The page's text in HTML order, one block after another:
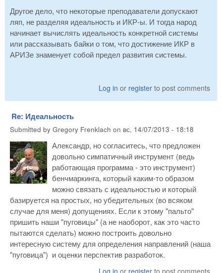
Другое дело, что некоторые преподаватели допускают
ляп, не разделяя идеальность и ИКР-ы. И тогда народ
начинает вычислять идеальность конкретной системы
или рассказывать байки о том, что достижение ИКР в
АРИЗе знаменует собой предел развития системы.
Log in or register to post comments
Re: Идеальность
Submitted by Gregory Frenklach on вс, 14/07/2013 - 18:18
Александр, но согласитесь, что предложен
довольно симпатичный инструмент (ведь
работающая программа - это инструмент)
бенчмаркинга, который каким-то образом
можно связать с идеальностью и который
базируется на простых, но убедительных (во всяком
случае для меня) допущениях. Если к этому "пальто"
пришить наши "пуговицы" (а не наоборот, как это часто
пытаются сделать) можно построить довольно
интересную систему для определения направлений (наша
"пуговица") и оценки перспектив разработок.